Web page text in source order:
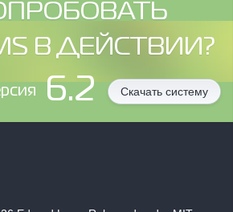
В ДЕЙСТВИИ?
6.2 Скачать систему